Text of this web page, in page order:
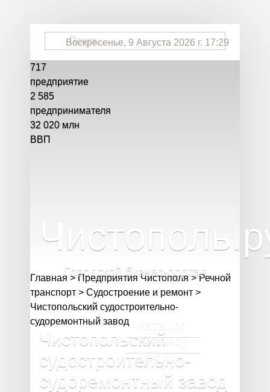
Воскресенье, 9 Августа 2026 г. 17:29
717
предприятие
2 585
предпринимателя
32 020 млн
ВВП
Чистополь
Городской бизнес-портал
Каталог
Бизнесу
Досуг
Главная > Предприятия Чистополя > Речной
транспорт > Судостроение и ремонт >
Чистопольский судостроительно-
судоремонтный завод
Чистопольский
судостроительно-
судоремонтный завод